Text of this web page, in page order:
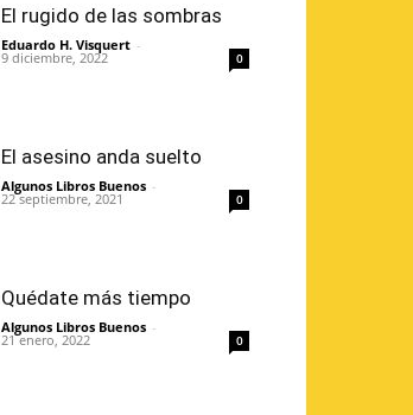
El rugido de las sombras
Eduardo H. Visquert -
9 diciembre, 2022 0
El asesino anda suelto
Algunos Libros Buenos -
22 septiembre, 2021 0
Quédate más tiempo
Algunos Libros Buenos -
21 enero, 2022 0